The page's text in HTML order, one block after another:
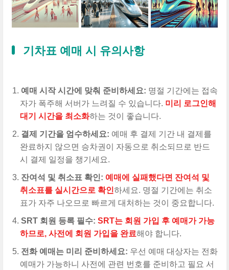
기차표 예매 시 유의사항
예매 시작 시간에 맞춰 준비하세요: 명절 기간에는 접속
자가 폭주해 서버가 느려질 수 있습니다. 미리 로그인해
대기 시간을 최소화하는 것이 좋습니다.
결제 기간을 엄수하세요: 예매 후 결제 기간 내 결제를
완료하지 않으면 승차권이 자동으로 취소되므로 반드
시 결제 일정을 챙기세요.
잔여석 및 취소표 확인: 예매에 실패했다면 잔여석 및
취소표를 실시간으로 확인하세요. 명절 기간에는 취소
표가 자주 나오므로 빠르게 대처하는 것이 중요합니다.
SRT 회원 등록 필수: SRT는 회원 가입 후 예매가 가능
하므로, 사전에 회원 가입을 완료해야 합니다.
전화 예매는 미리 준비하세요: 우선 예매 대상자는 전화
예매가 가능하니 사전에 관련 번호를 준비하고 필요 서